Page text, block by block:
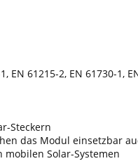
61215-2, EN 61730-1,
Steckern
das Modul einsetzbar
mobilen Solar-Systemen